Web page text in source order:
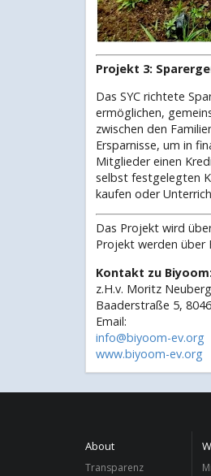
Projekt 3:
Das SYC richtete
ermöglichen,
zwischen den
Ersparnisse, um in
Mitglieder einen
selbst festgelegten
kaufen oder
Das Projekt wird
Projekt werden über
Kontakt zu Biyoom:
z.H.v. Moritz
Baaderstraße 5,
Email:
info@biyoom-ev.org
www.biyoom-ev.org
About
Transparenz